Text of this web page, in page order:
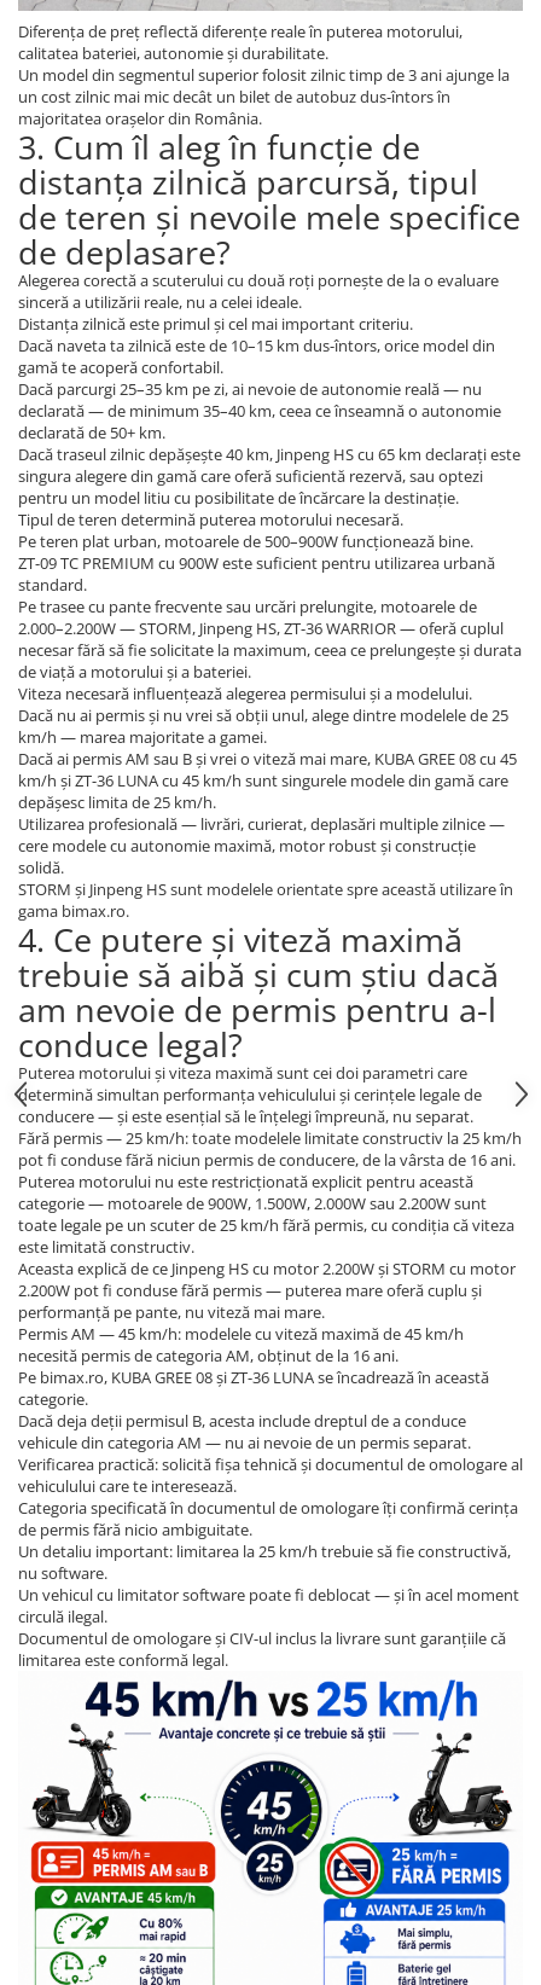
Incarcator Triciclu Electric
Camera Tricicleta Electrica
Cauciuc Tricicleta Electrica
Controller Tricicleta Electrica
Acceleratie Triciclu Electric
Lumini Tricicluri Electrice
Roti, Axe
Cauta piese după Marcă/Model
Piese de Schimb Z-TECH
Piese de schimb KUBA / RKS
Piese de schimb Tornado
Piese de schimb Volta
Piese de schimb scutere City Coco
(Harley)
Piese de schimb Electroride /
OUDIE
Piese de Schimb RDB
Piese de Schimb Jinpeng
Piese de schimb Arora
Piese scutere universale
Senzori, intrerupatoare, electrice
Baterie Scuter Electric
Cauciuc Scuter Electric
Controller Scuter Electric
Incarcator Scuter Electric
Acceleratie Scuter Electric
Camera Scuter Electric
Roti, Ax
Diferența de preț reflectă diferențe reale în puterea motorului,
calitatea bateriei, autonomie și durabilitate.
Un model din segmentul superior folosit zilnic timp de 3 ani ajunge la
un cost zilnic mai mic decât un bilet de autobuz dus-întors în
majoritatea orașelor din România.
3. Cum îl aleg în funcție de
distanța zilnică parcursă, tipul
de teren și nevoile mele specifice
de deplasare?
Alegerea corectă a scuterului cu două roți pornește de la o evaluare
sinceră a utilizării reale, nu a celei ideale.
Distanța zilnică este primul și cel mai important criteriu.
Dacă naveta ta zilnică este de 10–15 km dus-întors, orice model din
gamă te acoperă confortabil.
Dacă parcurgi 25–35 km pe zi, ai nevoie de autonomie reală — nu
declarată — de minimum 35–40 km, ceea ce înseamnă o autonomie
declarată de 50+ km.
Dacă traseul zilnic depășește 40 km, Jinpeng HS cu 65 km declarați este
singura alegere din gamă care oferă suficientă rezervă, sau optezi
pentru un model litiu cu posibilitate de încărcare la destinație.
Tipul de teren determină puterea motorului necesară.
Pe teren plat urban, motoarele de 500–900W funcționează bine.
ZT-09 TC PREMIUM cu 900W este suficient pentru utilizarea urbană
standard.
Pe trasee cu pante frecvente sau urcări prelungite, motoarele de
2.000–2.200W — STORM, Jinpeng HS, ZT-36 WARRIOR — oferă cuplul
necesar fără să fie solicitate la maximum, ceea ce prelungește și durata
de viață a motorului și a bateriei.
Viteza necesară influențează alegerea permisului și a modelului.
Dacă nu ai permis și nu vrei să obții unul, alege dintre modelele de 25
km/h — marea majoritate a gamei.
Dacă ai permis AM sau B și vrei o viteză mai mare, KUBA GREE 08 cu 45
km/h și ZT-36 LUNA cu 45 km/h sunt singurele modele din gamă care
depășesc limita de 25 km/h.
Utilizarea profesională — livrări, curierat, deplasări multiple zilnice —
cere modele cu autonomie maximă, motor robust și construcție
solidă.
STORM și Jinpeng HS sunt modelele orientate spre această utilizare în
gama bimax.ro.
4. Ce putere și viteză maximă
trebuie să aibă și cum știu dacă
am nevoie de permis pentru a-l
conduce legal?
Puterea motorului și viteza maximă sunt cei doi parametri care
determină simultan performanța vehiculului și cerințele legale de
conducere — și este esențial să le înțelegi împreună, nu separat.
Fără permis — 25 km/h: toate modelele limitate constructiv la 25 km/h
pot fi conduse fără niciun permis de conducere, de la vârsta de 16 ani.
Puterea motorului nu este restricționată explicit pentru această
categorie — motoarele de 900W, 1.500W, 2.000W sau 2.200W sunt
toate legale pe un scuter de 25 km/h fără permis, cu condiția că viteza
este limitată constructiv.
Aceasta explică de ce Jinpeng HS cu motor 2.200W și STORM cu motor
2.200W pot fi conduse fără permis — puterea mare oferă cuplu și
performanță pe pante, nu viteză mai mare.
Permis AM — 45 km/h: modelele cu viteză maximă de 45 km/h
necesită permis de categoria AM, obținut de la 16 ani.
Pe bimax.ro, KUBA GREE 08 și ZT-36 LUNA se încadrează în această
categorie.
Dacă deja deții permisul B, acesta include dreptul de a conduce
vehicule din categoria AM — nu ai nevoie de un permis separat.
Verificarea practică: solicită fișa tehnică și documentul de omologare al
vehiculului care te interesează.
Categoria specificată în documentul de omologare îți confirmă cerința
de permis fără nicio ambiguitate.
Un detaliu important: limitarea la 25 km/h trebuie să fie constructivă,
nu software.
Un vehicul cu limitator software poate fi deblocat — și în acel moment
circulă ilegal.
Documentul de omologare și CIV-ul inclus la livrare sunt garanțiile că
limitarea este conformă legal.